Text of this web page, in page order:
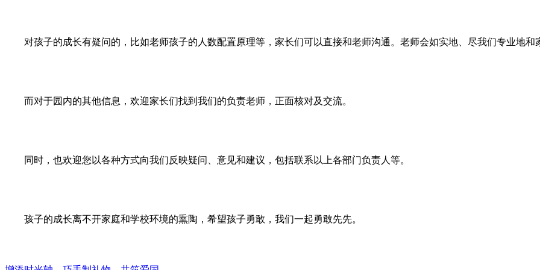
对孩子的成长有疑问的，比如老师孩子的人数配置原理等，家长们可以直接和老师沟通。老师会如实地、尽我们专业地和
而对于园内的其他信息，欢迎家长们找到我们的负责老师，正面核对及交流。
同时，也欢迎您以各种方式向我们反映疑问、意见和建议，包括联系以上各部门负责人等。
孩子的成长离不开家庭和学校环境的熏陶，希望孩子勇敢，我们一起勇敢先先。